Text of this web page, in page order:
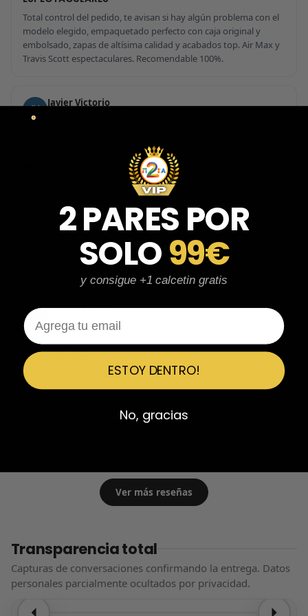
Total control del pedido, te avisan si hay algún problema con el
modelo elegido, empaquetado perfecto con caja original y
embolsado, zapas de altísima calidad y acabados top. Air Max y
Travis Scott espectaculares. Recomendable 100%.
JV Javier Victorio
Perfectos y súper serios y atentos
Perfectos y súper serios y atentos. He comprado 5 pares y el
último que acaba de llegar, unas Uptempo de tallaje especial
pagadas por adelantado. Súper confiables y totalmente
recomendables.
Ver 3 reseñas más de Javier
EV Emiliano Vega
Reseña en Trustpilot
★ ★ ★ ★ ★
Confiables al 100%
Calidad brutal, zapatillas impolutas sin ningún rasguño, la caja
estimado y el tallaje correcto también. Muy confiables desde
Ver más reseñas
Transparencia total
Capturas de conversaciones confirmando la entrega. Datos
personales parcialmente ocultados por privacidad.
2 PARES POR
SOLO99€
y consigue +1 calcetin gratis
Email
ESTOY DENTRO!
No, gracias